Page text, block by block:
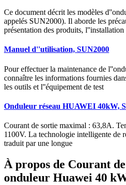
Ce document décrit les modèles
appelés SUN2000). Il aborde les
présentation des produits,
Manuel d''utilisation, SUN2000
Pour effectuer la maintenance de
connaître les informations fournies
les outils et l''équipement de test
Onduleur réseau HUAWEI 40kW,
Courant de sortie maximal : 63,8A.
1100V. La technologie intelligente de
traduit par une longue
À propos de Courant
onduleur Huawei 40